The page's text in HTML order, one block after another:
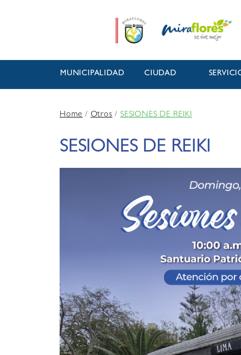
MUNICIPALIDAD CIUDAD
Home/Otros/SESIONES DE REIKI
SESIONES DE REIKI